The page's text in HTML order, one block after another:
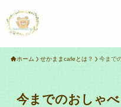
ホーム せかままcafeとは？ 今まで
今までのおしゃ